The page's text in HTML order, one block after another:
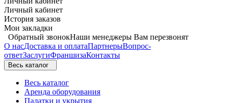
Личный кабинет
История заказов
Мои закладки
Обратный звонокНаши менеджеры Вам перезвонят
О насДоставка и оплатаПартнерыВопрос-
ответЗаслугиФраншизаКонтакты
Весь каталог
Весь каталог
Аренда оборудования
Палатки и укрытия